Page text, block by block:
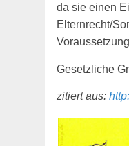
da sie einen
Elternrecht/
Gesetzliche
zitiert aus: